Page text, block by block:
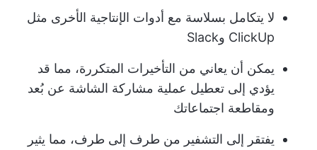
لا يتكامل بسلاسة مع أدوات الإنتاجية الأخرى مثل
ClickUp وSlack
يمكن أن يعاني من التأخيرات المتكررة، مما قد
يؤدي إلى تعطيل عملية مشاركة الشاشة عن بُعد
ومقاطعة اجتماعاتك
يفتقر إلى التشفير من طرف إلى طرف، مما يثير